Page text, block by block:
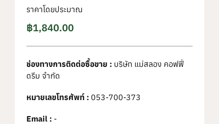
ราคาโดยประมาณ
฿1,840.00
ช่องทางการติดต่อซื้อขาย : บริษัท แม่สลอง คอฟฟี่
ดรีม จำกัด
หมายเลขโทรศัพท์ : 053-700-373
Email : -